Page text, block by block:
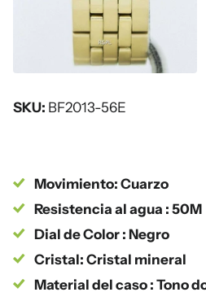
SKU: BF2013-56E
Movimiento: Cuarzo
Resistencia al agua : 50M
Dial de Color : Negro
Cristal: Cristal mineral
Material del caso : Tono